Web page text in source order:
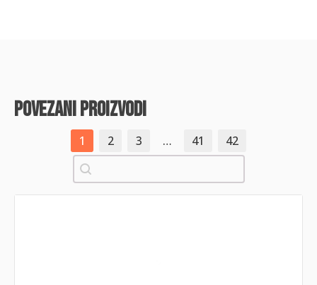
povezani proizvodi
1 2 3 … 41
42
Pretraži